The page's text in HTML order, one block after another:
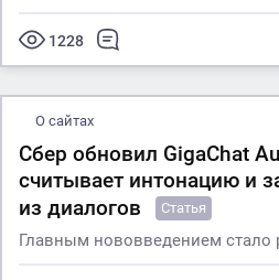
1228
О сайтах
Сбер обновил GigaChat
считывает интонацию и
из диалогов
Статья
Главным нововведением стало